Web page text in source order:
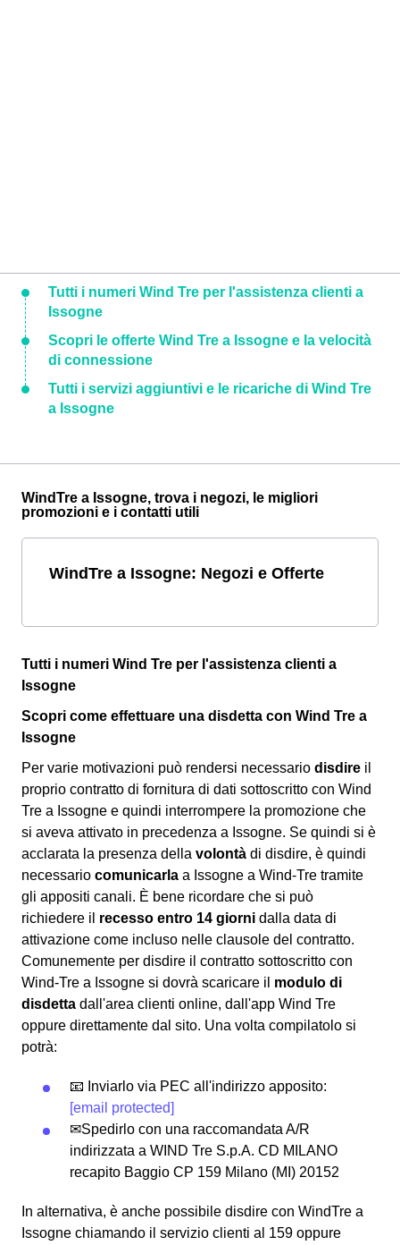
Tutti i numeri Wind Tre per l'assistenza clienti a
Issogne
Scopri le offerte Wind Tre a Issogne e la velocità
di connessione
Tutti i servizi aggiuntivi e le ricariche di Wind Tre
a Issogne
WindTre a Issogne, trova i negozi, le migliori
promozioni e i contatti utili
WindTre a Issogne: Negozi e Offerte
Tutti i numeri Wind Tre per l'assistenza clienti a
Issogne
Scopri come effettuare una disdetta con Wind Tre a
Issogne
Per varie motivazioni può rendersi necessario disdire il
proprio contratto di fornitura di dati sottoscritto con Wind
Tre a Issogne e quindi interrompere la promozione che
si aveva attivato in precedenza a Issogne. Se quindi si è
acclarata la presenza della volontà di disdire, è quindi
necessario comunicarla a Issogne a Wind-Tre tramite
gli appositi canali. È bene ricordare che si può
richiedere il recesso entro 14 giorni dalla data di
attivazione come incluso nelle clausole del contratto.
Comunemente per disdire il contratto sottoscritto con
Wind-Tre a Issogne si dovrà scaricare il modulo di
disdetta dall'area clienti online, dall'app Wind Tre
oppure direttamente dal sito. Una volta compilatolo si
potrà:
📧 Inviarlo via PEC all'indirizzo apposito:
[email protected]
✉Spedirlo con una raccomandata A/R
indirizzata a WIND Tre S.p.A. CD MILANO
recapito Baggio CP 159 Milano (MI) 20152
In alternativa, è anche possibile disdire con WindTre a
Issogne chiamando il servizio clienti al 159 oppure